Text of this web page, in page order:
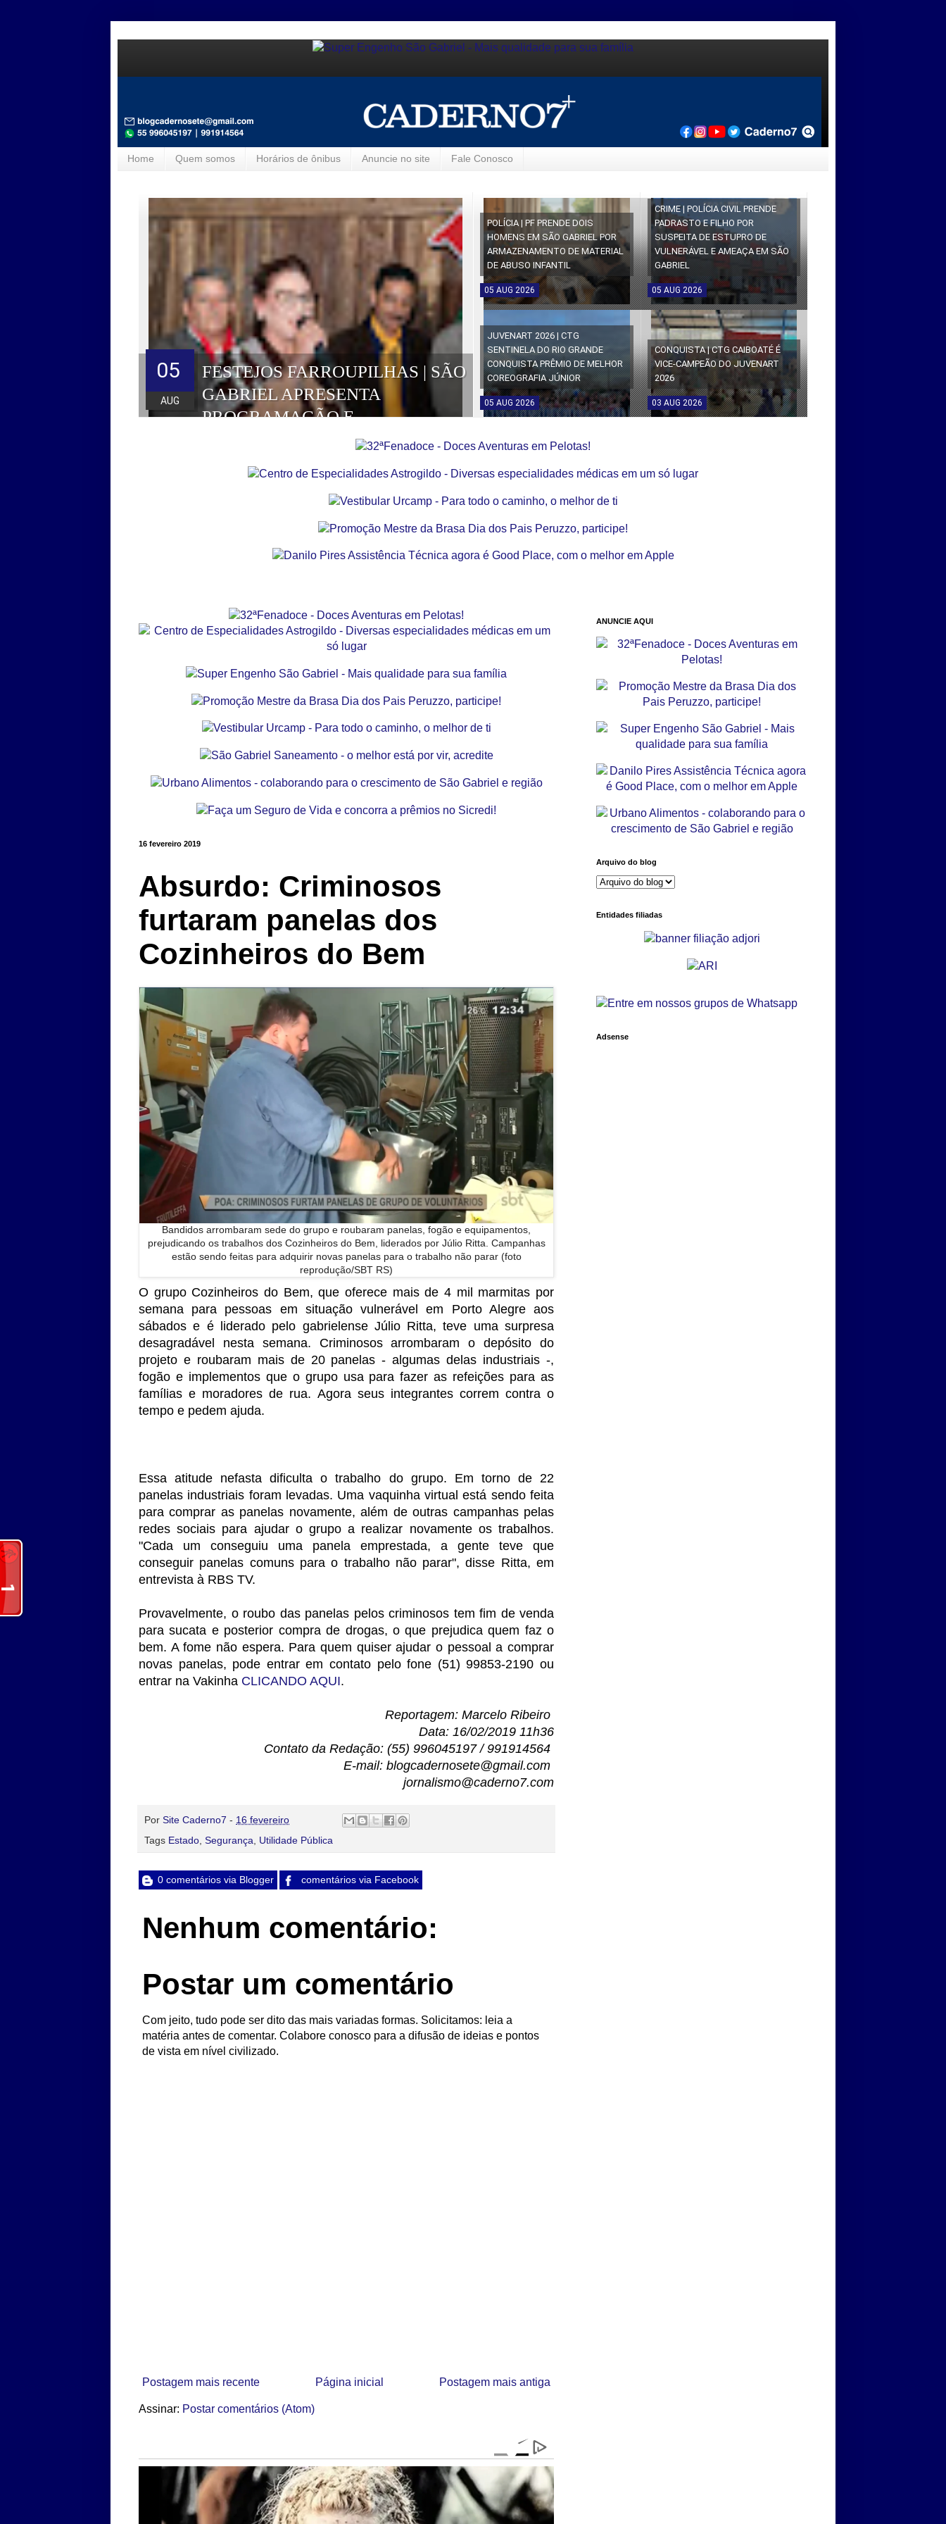
Home Quem somos Horários de ônibus Anuncie no site Fale Conosco
FESTEJOS FARROUPILHAS | SÃO
GABRIEL APRESENTA
PROGRAMAÇÃO E
HOMENAGEADOS DA EDIÇÃO
DE 2026
05
AUG
POLÍCIA | PF PRENDE DOIS
HOMENS EM SÃO GABRIEL POR
ARMAZENAMENTO DE MATERIAL
DE ABUSO INFANTIL
05 AUG 2026
CRIME | POLÍCIA CIVIL PRENDE
PADRASTO E FILHO POR
SUSPEITA DE ESTUPRO DE
VULNERÁVEL E AMEAÇA EM SÃO
GABRIEL
05 AUG 2026
JUVENART 2026 | CTG
SENTINELA DO RIO GRANDE
CONQUISTA PRÊMIO DE MELHOR
COREOGRAFIA JÚNIOR
05 AUG 2026
CONQUISTA | CTG CAIBOATÉ É
VICE-CAMPEÃO DO JUVENART
2026
03 AUG 2026
16 fevereiro 2019
Absurdo: Criminosos
furtaram panelas dos
Cozinheiros do Bem
Bandidos arrombaram sede do grupo e roubaram panelas, fogão e equipamentos,
prejudicando os trabalhos dos Cozinheiros do Bem, liderados por Júlio Ritta. Campanhas
estão sendo feitas para adquirir novas panelas para o trabalho não parar (foto
reprodução/SBT RS)
O grupo Cozinheiros do Bem, que oferece mais de 4 mil marmitas por
semana para pessoas em situação vulnerável em Porto Alegre aos
sábados e é liderado pelo gabrielense Júlio Ritta, teve uma surpresa
desagradável nesta semana. Criminosos arrombaram o depósito do
projeto e roubaram mais de 20 panelas - algumas delas industriais -,
fogão e implementos que o grupo usa para fazer as refeições para as
famílias e moradores de rua. Agora seus integrantes correm contra o
tempo e pedem ajuda.
Essa atitude nefasta dificulta o trabalho do grupo. Em torno de 22
panelas industriais foram levadas. Uma vaquinha virtual está sendo feita
para comprar as panelas novamente, além de outras campanhas pelas
redes sociais para ajudar o grupo a realizar novamente os trabalhos.
"Cada um conseguiu uma panela emprestada, a gente teve que
conseguir panelas comuns para o trabalho não parar", disse Ritta, em
entrevista à RBS TV.
Provavelmente, o roubo das panelas pelos criminosos tem fim de venda
para sucata e posterior compra de drogas, o que prejudica quem faz o
bem. A fome não espera. Para quem quiser ajudar o pessoal a comprar
novas panelas, pode entrar em contato pelo fone (51) 99853-2190 ou
entrar na Vakinha CLICANDO AQUI.
Reportagem: Marcelo Ribeiro
Data: 16/02/2019 11h36
Contato da Redação: (55) 996045197 / 991914564
E-mail: blogcadernosete@gmail.com
jornalismo@caderno7.com
Por Site Caderno7 - 16 fevereiro
Tags Estado Segurança Utilidade Pública
0 comentários via Blogger comentários via Facebook
Nenhum comentário:
Postar um comentário
Com jeito, tudo pode ser dito das mais variadas formas. Solicitamos: leia a
matéria antes de comentar. Colabore conosco para a difusão de ideias e pontos
de vista em nível civilizado.
Postagem mais recente Postagem mais antiga
Página inicial
Assinar: Postar comentários (Atom)
ANUNCIE AQUI
Arquivo do blog
Entidades filiadas
Adsense